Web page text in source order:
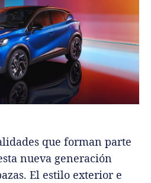
que forman parte
nueva generación
El estilo exterior e